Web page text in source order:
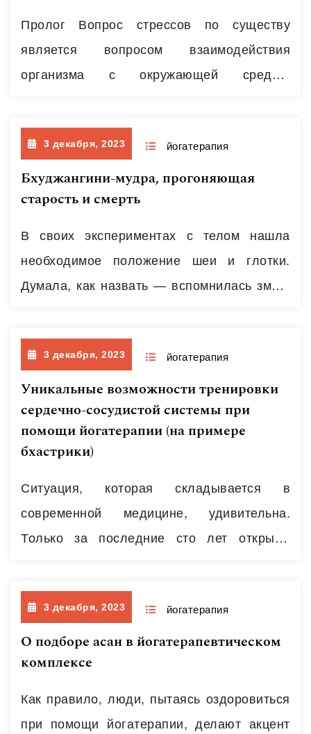
Собственно, исследует это явление
краниальная остеопатия и
краниосакральная терапия (немного…
Пролог Вопрос стрессов по существу
является вопросом взаимодействия
организма с окружающей средой,
самого организма. Даже если мы пока
ничего не знаем о теории стрессов,
интуитивно понятно, что раздражитель
извне в малой дозе станет благоприятной
уже деструктивной. Например, повышение
температуры воздуха до некоторых
пределов может вызвать лишь…
3 декабря, 2023 йогатерапия
Бхуджангини-мудра, прогоняющая
старость и смерть
В своих экспериментах с телом нашла
необходимое положение шеи и глотки.
Думала, как назвать — вспомнилась змея.
что название придумали задолго до
меня))). Гхерада-самхита описывает так
бхуджангини-мудру: 3.92. Вытянув
(расширив) рот вперёд, пей воздух через
глотку. Это Бхуджангини (“змеиная”)
Мудра, прогоняющая старость и смерть.
3.93. Этой Мудрой быстро устраняются
все…Читать далее
3 декабря, 2023 йогатерапия
Уникальные возможности тренировки
сердечно-сосудистой системы при
помощи йогатерапии (на примере
бхастрики)
Ситуация, которая складывается в
современной медицине, удивительна.
Только за последние сто лет открыты
ДНК, создана синтетическая теория
эволюции, медицинская генетика,
радиобиология, соматопсихология,
психотерапия, иммунология; проведены
клонирование и создана искусственная
3 декабря, 2023 йогатерапия
О подборе асан в йогатерапевтическом
комплексе
Как правило, люди, пытаясь оздоровиться
при помощи йогатерапии, делают акцент